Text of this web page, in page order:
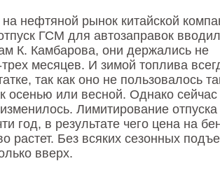
нефтяной рынок китайской
ГСМ для автозаправок
К. Камбарова, они держались не
месяцев. И зимой топлива
так как оно не пользовалось
осенью или весной. Однако сейчас
Лимитирование отпуска
год, в результате чего цена на
растет. Без всяких сезонных
вверх.